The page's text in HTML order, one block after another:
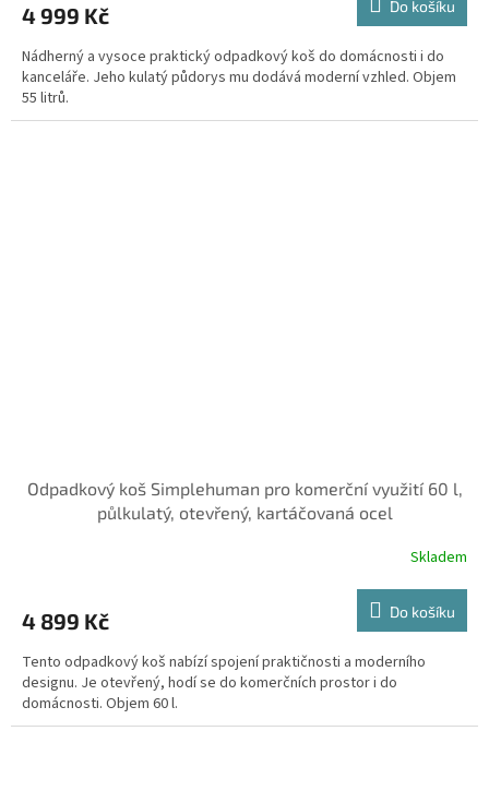
4 999 Kč Do košíku
Nádherný a vysoce praktický odpadkový koš do domácnosti i do
kanceláře. Jeho kulatý půdorys mu dodává moderní vzhled. Objem
55 litrů.
Odpadkový koš Simplehuman pro komerční využití 60 l,
půlkulatý, otevřený, kartáčovaná ocel
Skladem
4 899 Kč Do košíku
Tento odpadkový koš nabízí spojení praktičnosti a moderního
designu. Je otevřený, hodí se do komerčních prostor i do
domácnosti. Objem 60 l.